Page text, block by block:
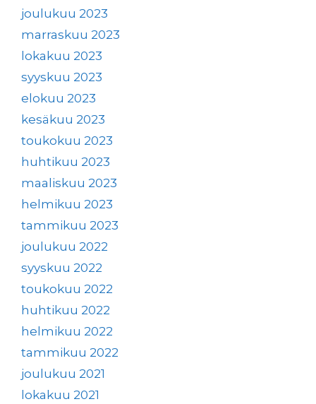
joulukuu 2023
marraskuu 2023
lokakuu 2023
syyskuu 2023
elokuu 2023
kesäkuu 2023
toukokuu 2023
huhtikuu 2023
maaliskuu 2023
helmikuu 2023
tammikuu 2023
joulukuu 2022
syyskuu 2022
toukokuu 2022
huhtikuu 2022
helmikuu 2022
tammikuu 2022
joulukuu 2021
lokakuu 2021